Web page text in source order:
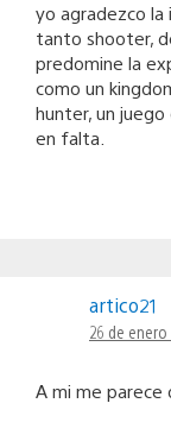
yo agradezco la
tanto shooter,
predomine la
como un
hunter, un
en falta.
artico21
26 de
A mi me parece